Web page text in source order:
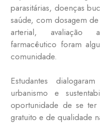
parasitárias, doenças
saúde, com dosagem
arterial, avaliação
farmacêutico foram
comunidade.
Estudantes
urbanismo e
oportunidade de se
gratuito e de qualidade